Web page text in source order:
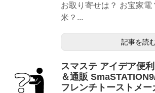
お取り寄せは？ お宝家電
米？...
記事を読
スマステ アイデア便
＆通販
フレンチトーストメー